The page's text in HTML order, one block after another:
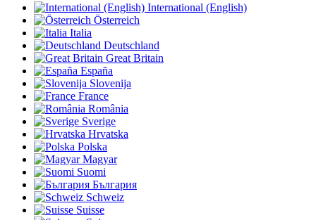
International (English)
Österreich
Italia
Deutschland
Great Britain
España
Slovenija
France
România
Sverige
Hrvatska
Polska
Magyar
Suomi
България
Schweiz
Suisse